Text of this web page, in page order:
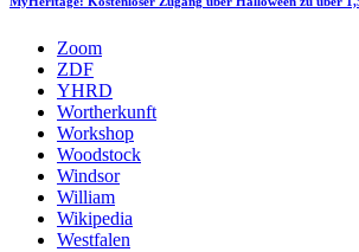
Zoom
ZDF
YHRD
Wortherkunft
Workshop
Woodstock
Windsor
William
Wikipedia
Westfalen